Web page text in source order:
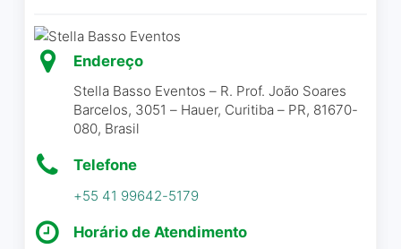
Pagamentos por dispositivo móvel via
Contratei os serviços da
da festa de aniversario das
minhas filhas. Fui muito bem
decoração ficou maravilhosa
e não houve uma pessoa
Endereço
Stella Basso Eventos – R. Prof. João Soares
Barcelos, 3051 – Hauer, Curitiba – PR, 81670-
080, Brasil
Telefone
+55 41 99642-5179
Horário de Atendimento